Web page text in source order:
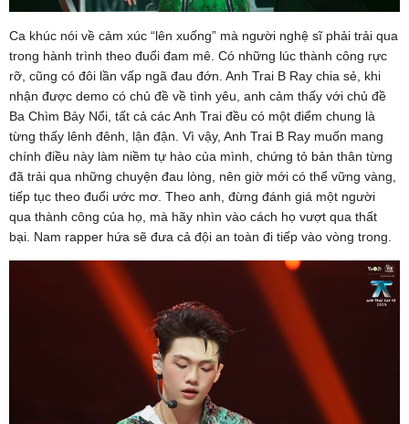
Ca khúc nói về cảm xúc “lên xuống” mà người nghệ sĩ phải trải qua
trong hành trình theo đuổi đam mê. Có những lúc thành công rực
rỡ, cũng có đôi lần vấp ngã đau đớn. Anh Trai B Ray chia sẻ, khi
nhận được demo có chủ đề về tình yêu, anh cảm thấy với chủ đề
Ba Chìm Bảy Nổi, tất cả các Anh Trai đều có một điểm chung là
từng thấy lênh đênh, lận đận. Vì vậy, Anh Trai B Ray muốn mang
chính điều này làm niềm tự hào của mình, chứng tỏ bản thân từng
đã trải qua những chuyện đau lòng, nên giờ mới có thể vững vàng,
tiếp tục theo đuổi ước mơ. Theo anh, đừng đánh giá một người
qua thành công của họ, mà hãy nhìn vào cách họ vượt qua thất
bại. Nam rapper hứa sẽ đưa cả đội an toàn đi tiếp vào vòng trong.